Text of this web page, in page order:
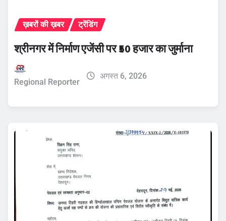
ख़बरों की ख़बर ट्रेंडिंग
श्रीनगर में निर्माण एजेंसी पर ₹50 हजार का जुर्माना
Regional Reporter
अगस्त 6, 2026